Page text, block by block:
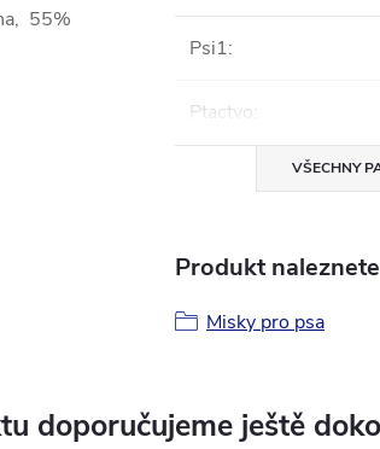
55%
Psi1:
Ptactvo:
VŠECHNY
Produkt
Misky pro psa
doporučujeme ještě